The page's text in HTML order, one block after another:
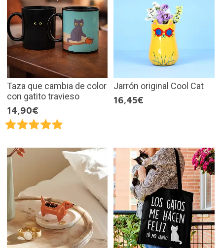
Taza que cambia de color
con gatito travieso
14,90€
Jarrón original Cool Cat
16,45€